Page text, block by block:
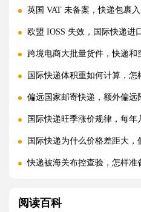
英国 VAT 未备案，快递包裹
欧盟 IOSS 失效，国际快递进
跨境电商大批量货件，快递和
国际快递体积重如何计算，
偏远国家邮寄快递，额外偏远
国际快递旺季涨价规律，每
国际快递为什么价格差距大，
快递被海关布控查验，怎样准
国际快递实木木箱无 IPPC 标
阅读百科